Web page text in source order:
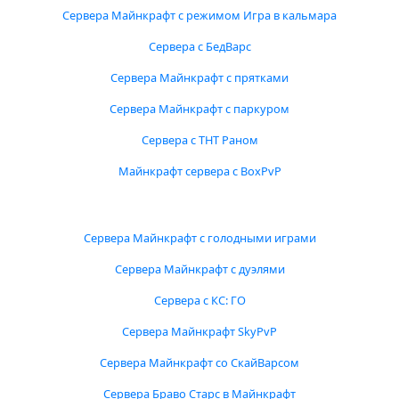
Сервера Майнкрафт с режимом Игра в кальмара
Сервера с БедВарс
Сервера Майнкрафт с прятками
Сервера Майнкрафт с паркуром
Сервера с ТНТ Раном
Майнкрафт сервера с BoxPvP
Сервера Майнкрафт с голодными играми
Сервера Майнкрафт с дуэлями
Сервера с КС: ГО
Сервера Майнкрафт SkyPvP
Сервера Майнкрафт со СкайВарсом
Сервера Браво Старс в Майнкрафт